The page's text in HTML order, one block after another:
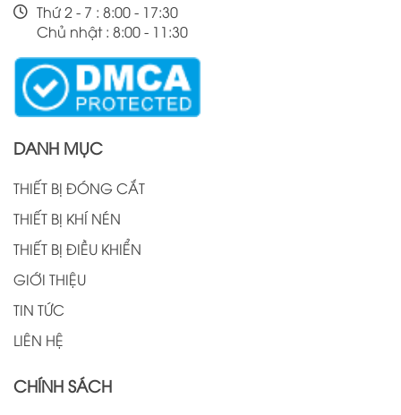
Thứ 2 - 7 : 8:00 - 17:30
Chủ nhật : 8:00 - 11:30
DANH MỤC
THIẾT BỊ ĐÓNG CẮT
THIẾT BỊ KHÍ NÉN
THIẾT BỊ ĐIỀU KHIỂN
GIỚI THIỆU
TIN TỨC
LIÊN HỆ
CHÍNH SÁCH